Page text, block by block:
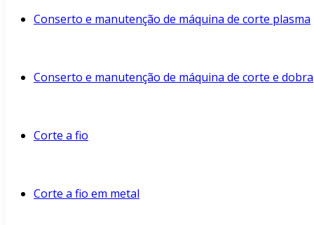
Conserto e manutenção de máquina de corte plasma
Conserto e manutenção de máquina de corte e dobra
Corte a fio
Corte a fio em metal